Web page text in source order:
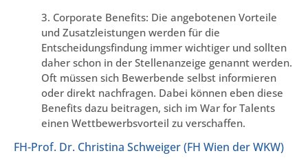
3. Corporate Benefits: Die angebotenen Vorteile
und Zusatzleistungen werden für die
Entscheidungsfindung immer wichtiger und sollten
daher schon in der Stellenanzeige genannt werden.
Oft müssen sich Bewerbende selbst informieren
oder direkt nachfragen. Dabei können eben diese
Benefits dazu beitragen, sich im War for Talents
einen Wettbewerbsvorteil zu verschaffen.
FH-Prof. Dr. Christina Schweiger (FH Wien der WKW)